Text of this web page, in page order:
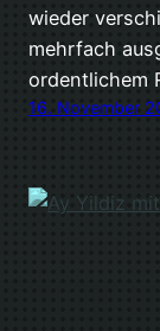
wieder
mehrfach
ordentlichem
16. November